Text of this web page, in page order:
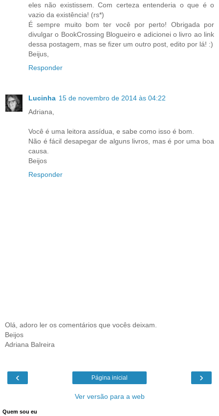
eles não existissem. Com certeza entenderia o que é o
vazio da existência! (rs*)
É sempre muito bom ter você por perto! Obrigada por
divulgar o BookCrossing Blogueiro e adicionei o livro ao link
dessa postagem, mas se fizer um outro post, edito por lá! :)
Beijus,
Responder
Lucinha 15 de novembro de 2014 às 04:22
Adriana,
Você é uma leitora assídua, e sabe como isso é bom.
Não é fácil desapegar de alguns livros, mas é por uma boa
causa.
Beijos
Responder
Olá, adoro ler os comentários que vocês deixam.
Beijos
Adriana Balreira
‹ ›
Página inicial
Ver versão para a web
Quem sou eu